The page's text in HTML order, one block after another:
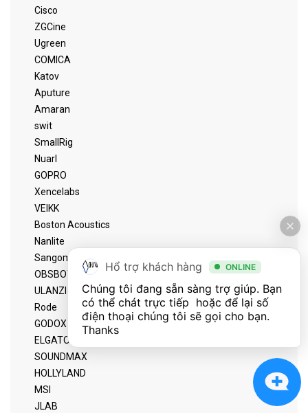
Cisco
ZGCine
Ugreen
COMICA
Katov
Aputure
Amaran
swit
SmallRig
Nuarl
GOPRO
Xencelabs
VEIKK
Boston Acoustics
Nanlite
Sangoma
OBSBOT
ULANZI
Rode
GODOX
ELGATO
SOUNDMAX
HOLLYLAND
MSI
JLAB
Hổ trợ khách hàng ONLINE
Chúng tôi đang sẵn sàng trợ giúp. Bạn
có thể chát trực tiếp  hoặc để lại số
điện thoại chúng tôi sẽ gọi cho bạn.
Thanks